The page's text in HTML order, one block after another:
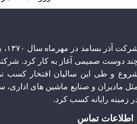
دوست صمیمی آغاز به کار کرد.
و طی این سالیان افتخار کسب
مادیران و صنایع ماشین های اداری،
زمینه رایانه کسب کرد.
اطلاعات تماس